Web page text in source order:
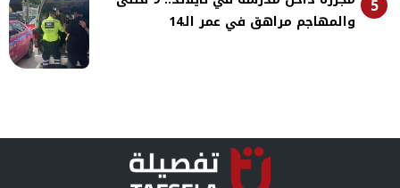
والمهاجم مراهق في عمر الـ14